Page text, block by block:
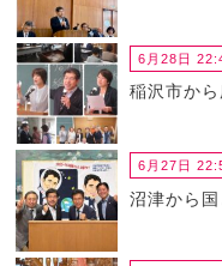
6月28日
稲沢市か
6月27日
沼津から